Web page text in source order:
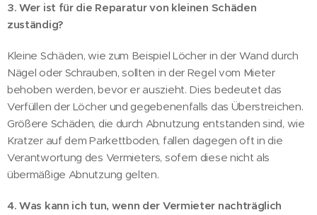
3. Wer ist für die Reparatur von kleinen Schäden
zuständig?
Kleine Schäden, wie zum Beispiel Löcher in der Wand durch
Nägel oder Schrauben, sollten in der Regel vom Mieter
behoben werden, bevor er auszieht. Dies bedeutet das
Verfüllen der Löcher und gegebenenfalls das Überstreichen.
Größere Schäden, die durch Abnutzung entstanden sind, wie
Kratzer auf dem Parkettboden, fallen dagegen oft in die
Verantwortung des Vermieters, sofern diese nicht als
übermäßige Abnutzung gelten.
4. Was kann ich tun, wenn der Vermieter nachträglich